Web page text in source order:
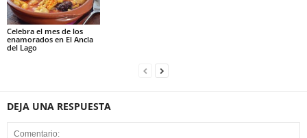
Celebra el mes de los
enamorados en El Ancla
del Lago
DEJA UNA RESPUESTA